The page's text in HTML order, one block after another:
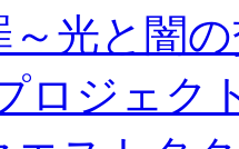
光と闇
ロジェク